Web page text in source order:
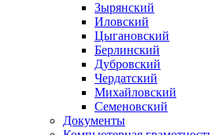
Зырянский
Иловский
Цыгановский
Берлинский
Дубровский
Чердатский
Михайловский
Семеновский
Документы